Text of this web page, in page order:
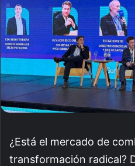
¿Está el mercado de
transformación radical?